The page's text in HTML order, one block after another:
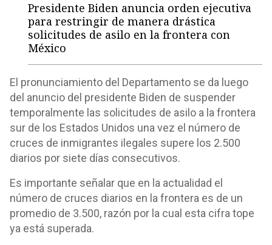
Presidente Biden anuncia orden ejecutiva
para restringir de manera drástica
solicitudes de asilo en la frontera con
México
El pronunciamiento del Departamento se da luego
del anuncio del presidente Biden de suspender
temporalmente las solicitudes de asilo a la frontera
sur de los Estados Unidos una vez el número de
cruces de inmigrantes ilegales supere los 2.500
diarios por siete días consecutivos.
Es importante señalar que en la actualidad el
número de cruces diarios en la frontera es de un
promedio de 3.500, razón por la cual esta cifra tope
ya está superada.